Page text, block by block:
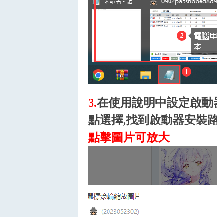
3.在使用說明中設定啟動
點選擇,找到 啟動器安裝
點擊圖片可放大